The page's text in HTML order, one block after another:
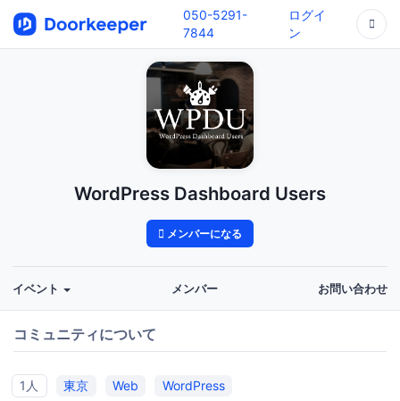
050-5291-
7844
ログイ
ン
WordPress Dashboard Users
メンバーになる
イベント メンバー お問い合わせ
コミュニティについて
1人 東京 Web WordPress